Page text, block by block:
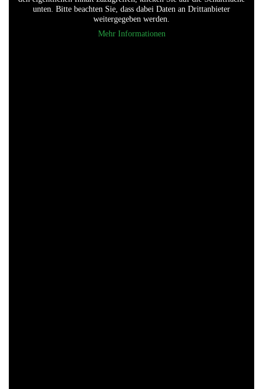
unten. Bitte beachten Sie, dass dabei Daten an Drittanbieter
weitergegeben werden.
Mehr Informationen